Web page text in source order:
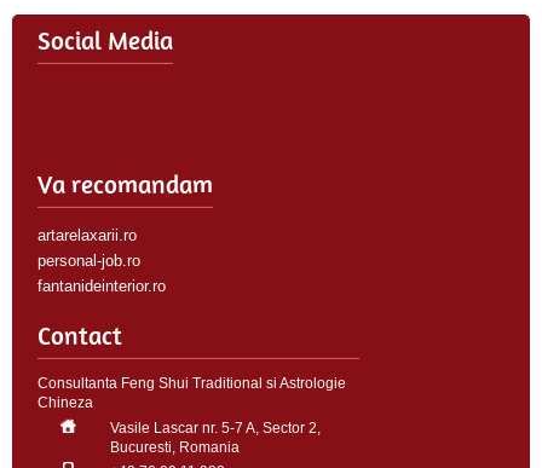
Social Media
Va recomandam
artarelaxarii.ro
personal-job.ro
fantanideinterior.ro
Contact
Consultanta Feng Shui Traditional si Astrologie
Chineza
Vasile Lascar nr. 5-7 A, Sector 2,
Bucuresti, Romania